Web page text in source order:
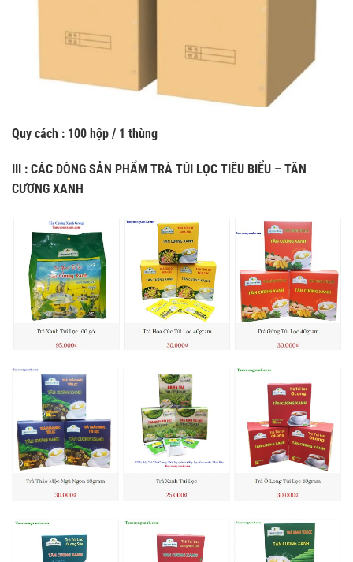
Quy cách : 100 hộp / 1 thùng
III : CÁC DÒNG SẢN PHẨM TRÀ TÚI LỌC TIÊU BIỂU – TÂN
CƯƠNG XANH